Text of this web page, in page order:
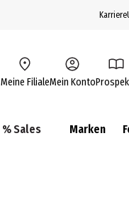
Karriere
Meine FilialeMein Konto
% Sales Marken